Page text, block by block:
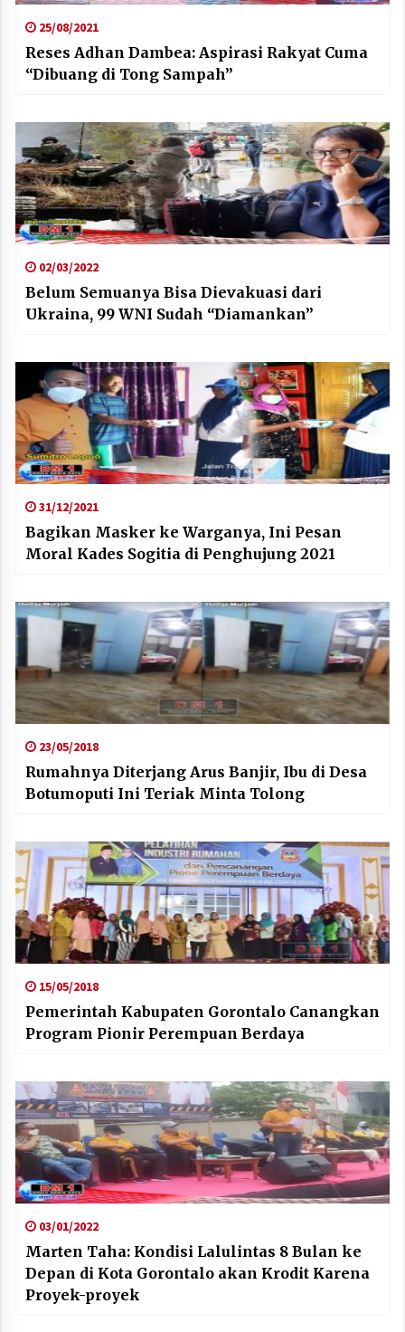
25/08/2021
Reses Adhan Dambea: Aspirasi Rakyat Cuma
“Dibuang di Tong Sampah”
02/03/2022
Belum Semuanya Bisa Dievakuasi dari
Ukraina, 99 WNI Sudah “Diamankan”
31/12/2021
Bagikan Masker ke Warganya, Ini Pesan
Moral Kades Sogitia di Penghujung 2021
23/05/2018
Rumahnya Diterjang Arus Banjir, Ibu di Desa
Botumoputi Ini Teriak Minta Tolong
15/05/2018
Pemerintah Kabupaten Gorontalo Canangkan
Program Pionir Perempuan Berdaya
03/01/2022
Marten Taha: Kondisi Lalulintas 8 Bulan ke
Depan di Kota Gorontalo akan Krodit Karena
Proyek-proyek